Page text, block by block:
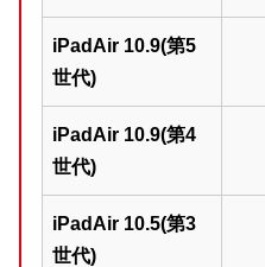
iPadAir 10.9(第5
世代)
iPadAir 10.9(第4
世代)
iPadAir 10.5(第3
世代)